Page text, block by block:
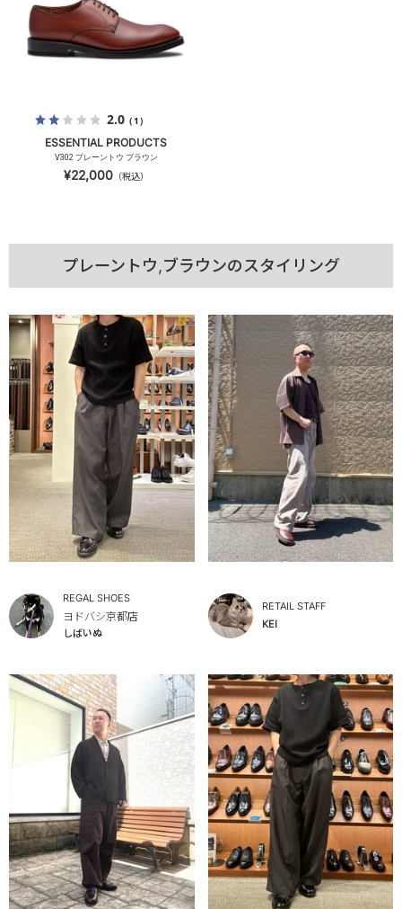
2.0（1）
ESSENTIAL PRODUCTS
V302 プレーントウ ブラウン
¥22,000（税込）
プレーントウ,ブラウンのスタイリング
REGAL SHOES
ヨドバシ京都店
しばいぬ
RETAIL STAFF
KEI